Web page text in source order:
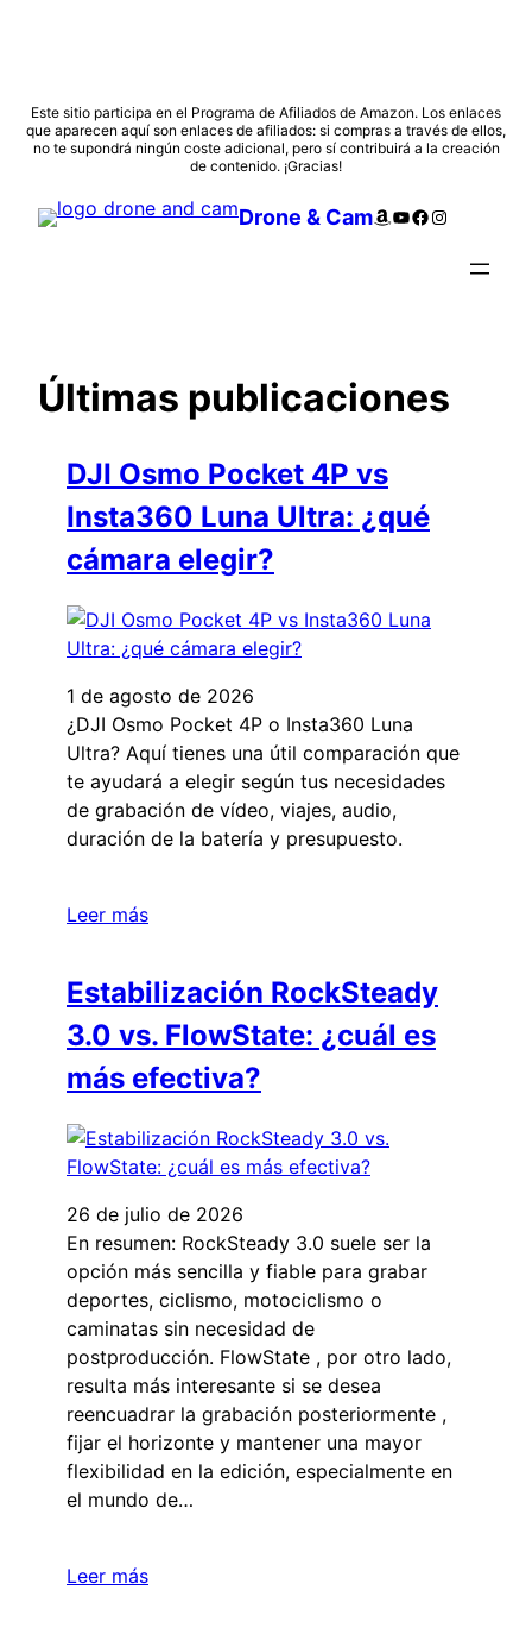
Saltar
Este sitio participa en el Programa de Afiliados de Amazon. Los enlaces
que aparecen aquí son enlaces de afiliados: si compras a través de ellos,
no te supondrá ningún coste adicional, pero sí contribuirá a la creación
de contenido. ¡Gracias!
Drone & CamAmazon
YouTube
Facebook
Instagram
Últimas publicaciones
DJI Osmo Pocket 4P vs
Insta360 Luna Ultra: ¿qué
cámara elegir?
1 de agosto de 2026
¿DJI Osmo Pocket 4P o Insta360 Luna
Ultra? Aquí tienes una útil comparación que
te ayudará a elegir según tus necesidades
de grabación de vídeo, viajes, audio,
duración de la batería y presupuesto.
Leer más
Estabilización RockSteady
3.0 vs. FlowState: ¿cuál es
más efectiva?
26 de julio de 2026
En resumen: RockSteady 3.0 suele ser la
opción más sencilla y fiable para grabar
deportes, ciclismo, motociclismo o
caminatas sin necesidad de
postproducción. FlowState , por otro lado,
resulta más interesante si se desea
reencuadrar la grabación posteriormente ,
fijar el horizonte y mantener una mayor
flexibilidad en la edición, especialmente en
el mundo de…
Leer más